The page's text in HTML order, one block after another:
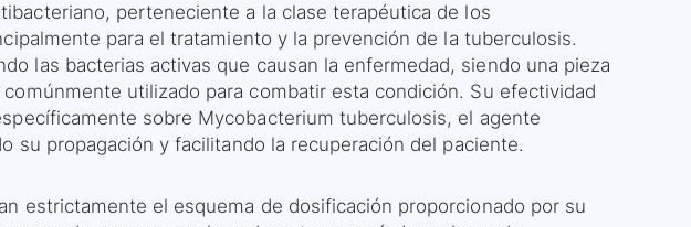
perteneciente a la clase terapéutica de los
para el tratamiento y la prevención de la tuberculosis.
las bacterias activas que causan la enfermedad, siendo una pieza
utilizado para combatir esta condición. Su efectividad
sobre Mycobacterium tuberculosis, el agente
su propagación y facilitando la recuperación del paciente.
estrictamente el esquema de dosificación proporcionado por su